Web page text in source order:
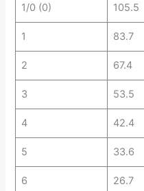
1/0 (0) 105.5
1 83.7
2 67.4
3 53.5
4 42.4
5 33.6
6 26.7